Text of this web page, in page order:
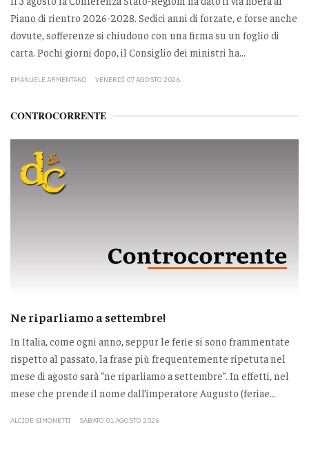
Piano di rientro 2026-2028. Sedici anni di forzate, e forse anche
dovute, sofferenze si chiudono con una firma su un foglio di
carta. Pochi giorni dopo, il Consiglio dei ministri ha...
EMANUELE ARMENTANO VENERDÌ 07 AGOSTO 2026
CONTROCORRENTE
Ne riparliamo a settembre!
In Italia, come ogni anno, seppur le ferie si sono frammentate
rispetto al passato, la frase più frequentemente ripetuta nel
mese di agosto sarà “ne riparliamo a settembre”. In effetti, nel
mese che prende il nome dall’imperatore Augusto (feriae...
ALCIDE SIMONETTI SABATO 01 AGOSTO 2026